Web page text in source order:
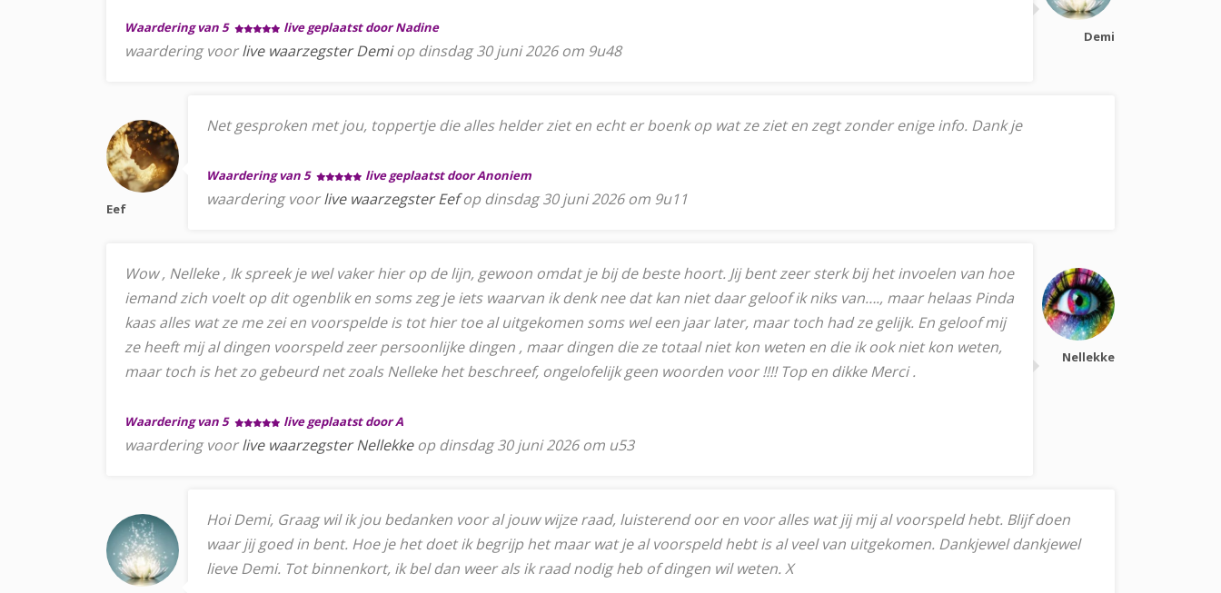
Demi
Waardering van 5 live geplaatst door Nadine
waardering voorlive waarzegster Demiop dinsdag 30 juni 2026 om 9u48
Eef
Net gesproken met jou, toppertje die alles helder ziet en echt er boenk op wat ze ziet en zegt zonder enige info. Dank je
Waardering van 5 live geplaatst door Anoniem
waardering voorlive waarzegster Eefop dinsdag 30 juni 2026 om 9u11
Nellekke
Wow , Nelleke , Ik spreek je wel vaker hier op de lijn, gewoon omdat je bij de beste hoort. Jij bent zeer sterk bij het invoelen van hoe
iemand zich voelt op dit ogenblik en soms zeg je iets waarvan ik denk nee dat kan niet daar geloof ik niks van…., maar helaas Pinda
kaas alles wat ze me zei en voorspelde is tot hier toe al uitgekomen soms wel een jaar later, maar toch had ze gelijk. En geloof mij
ze heeft mij al dingen voorspeld zeer persoonlijke dingen , maar dingen die ze totaal niet kon weten en die ik ook niet kon weten,
maar toch is het zo gebeurd net zoals Nelleke het beschreef, ongelofelijk geen woorden voor !!!! Top en dikke Merci .
Waardering van 5 live geplaatst door A
waardering voorlive waarzegster Nellekkeop dinsdag 30 juni 2026 om u53
Hoi Demi, Graag wil ik jou bedanken voor al jouw wijze raad, luisterend oor en voor alles wat jij mij al voorspeld hebt. Blijf doen
waar jij goed in bent. Hoe je het doet ik begrijp het maar wat je al voorspeld hebt is al veel van uitgekomen. Dankjewel dankjewel
lieve Demi. Tot binnenkort, ik bel dan weer als ik raad nodig heb of dingen wil weten. X